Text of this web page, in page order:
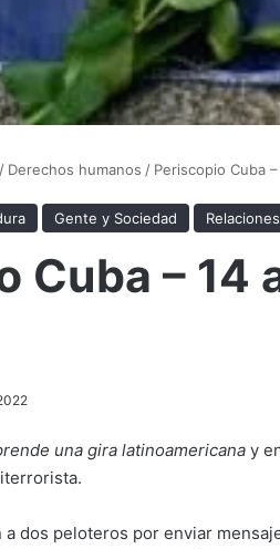
/ Derechos humanos / Periscopio Cuba
Gente y Sociedad
Cuba – 14
una gira latinoamericana y
a dos peloteros por enviar